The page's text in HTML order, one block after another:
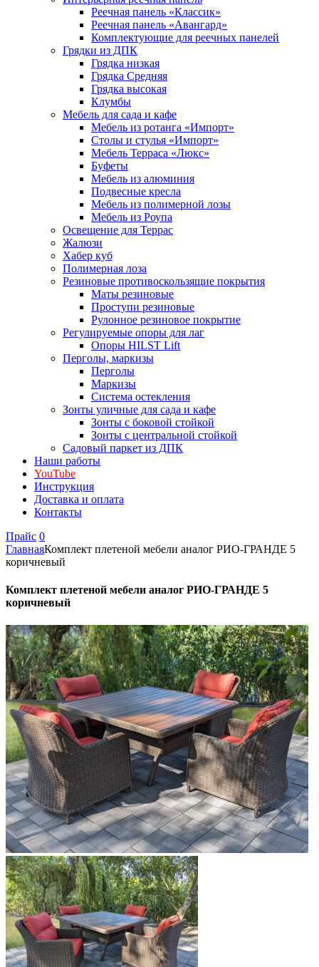
Реечная панель «Классик»
Реечная панель «Авангард»
Комплектующие для реечных панелей
Грядки из ДПК
Грядка низкая
Грядка Средняя
Грядка высокая
Клумбы
Мебель для сада и кафе
Мебель из ротанга «Импорт»
Столы и стулья «Импорт»
Мебель Терраса «Люкс»
Буфеты
Мебель из алюминия
Подвесные кресла
Мебель из полимерной лозы
Мебель из Роупа
Освещение для Террас
Жалюзи
Хабер куб
Полимерная лоза
Резиновые противоскользящие покрытия
Маты резиновые
Проступи резиновые
Рулонное резиновое покрытие
Регулируемые опоры для лаг
Опоры HILST Lift
Перголы, маркизы
Перголы
Маркизы
Система остекления
Зонты уличные для сада и кафе
Зонты с боковой стойкой
Зонты с центральной стойкой
Садовый паркет из ДПК
Наши работы
YouTube
Инструкция
Доставка и оплата
Контакты
Прайс 0
ГлавнаяКомплект плетеной мебели аналог РИО-ГРАНДЕ 5
коричневый
Комплект плетеной мебели аналог РИО-ГРАНДЕ 5
коричневый